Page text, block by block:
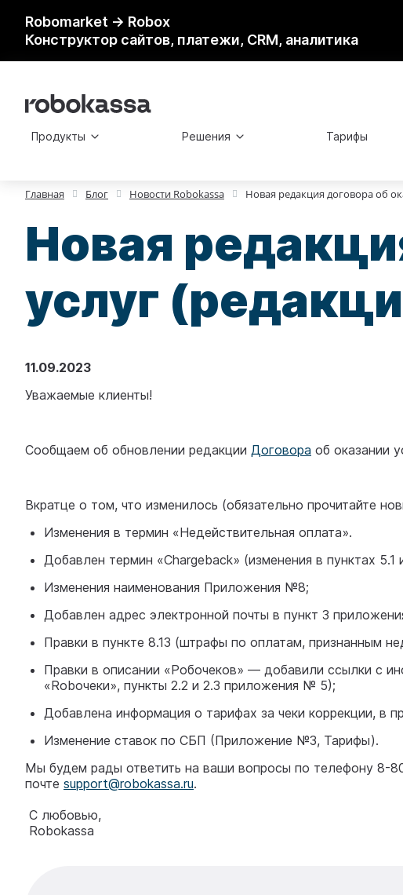
Robomarket → Robox
Конструктор сайтов, платежи, CRM, аналитика
Продукты Решения Тарифы
Главная Блог Новости Robokassa Новая редакция договора об
Новая
услуг
11.09.2023
Уважаемые клиенты!
Сообщаем об обновлении редакции Договора об оказании
Вкратце о том, что изменилось (обязательно прочитайте
Изменения в термин «Недействительная оплата».
Добавлен термин «Chargeback» (изменения в пунктах 5.1
Изменения наименования Приложения №8;
Добавлен адрес электронной почты в пункт 3
Правки в пункте 8.13 (штрафы по оплатам, признанным
Правки в описании «Робочеков» — добавили ссылки с
«Roboчеки», пункты 2.2 и 2.3 приложения № 5);
Добавлена информация о тарифах за чеки коррекции,
Изменение ставок по СБП (Приложение №3, Тарифы).
Мы будем рады ответить на ваши вопросы по телефону 8-
почте support@robokassa.ru.
С любовью,
Robokassa